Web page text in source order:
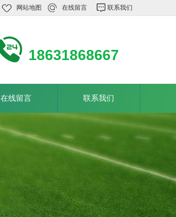
网站地图 在线留言 联系我们
18631868667
在线留言 联系我们